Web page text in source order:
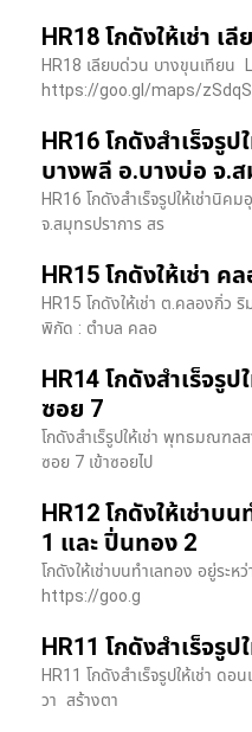
HR18 โกดังให้เช่า เ
HR18 เลียบด่วน​ บางขุนเทียน​
https://goo.gl/maps/
HR16 โกดังสำเร็จรู
บางพลี อ.บางบ่อ จ.ส
HR16 โกดังสำเร็จรูปให้เช่านิ
จ.สมุทรปราการ สร
HR15 โกดังให้เช่า
HR15 โกดังให้เช่า ต.คลองกิ่ว
พิกัด : ตำบล คลอ
HR14 โกดังสำเร็จรู
ซอย 7
โกดังสำเร็รูปให้เช่า พุทธมณฑ
ซอย 7 เข้าซอยไป
HR12 โกดังให้เช่าบ
1 และ ปิ่นทอง 2
โกดังให้เช่าบนทำเลทอง อยู่ระ
https://goo.g
HR11 โกดังสำเร็จรู
HR11 โกดังสำเร็จรูปให้เช่า ด
วา สร้างตา